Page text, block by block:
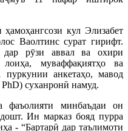
кул Элизабет
Ваолтинс сурат гирифт.
дар рӯзи аввал ва охири
муваффақиятҳо ва
пуркунии анкетаҳо, мавод
суханронӣ намуд.
минбаъдаи он
Ин марказ бояд пурра
- “Бартарӣ дар таълимоти